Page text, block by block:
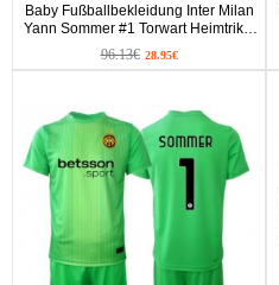
Baby Fußballbekleidung Inter Milan
Yann Sommer #1 Torwart Heimtrikot
2025-26 Kurzarm (+ kurze hosen)
96.13€ 28.95€